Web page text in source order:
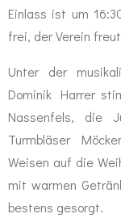
Einlass ist um
frei, der Verein
Unter der
Dominik Harrer
Nassenfels, die
Turmbläser
Weisen auf die
mit warmen
bestens gesorgt.